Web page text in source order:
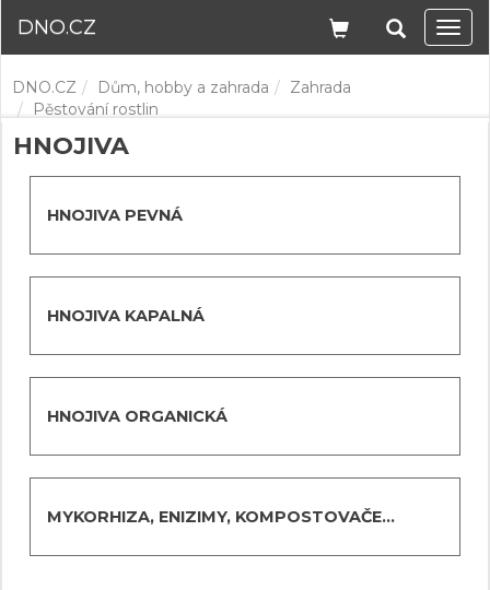
DNO.CZ
DNO.CZ Dům, hobby a zahrada
Zahrada
Pěstování rostlin
HNOJIVA
HNOJIVA PEVNÁ
HNOJIVA KAPALNÁ
HNOJIVA ORGANICKÁ
MYKORHIZA, ENIZIMY, KOMPOSTOVAČE...